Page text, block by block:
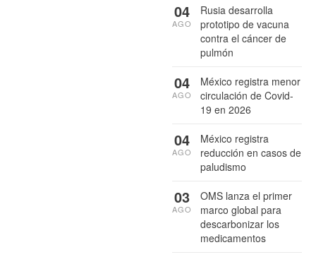
Rusia desarrolla
prototipo de vacuna
contra el cáncer de
pulmón
04
AGO
México registra menor
circulación de Covid-
19 en 2026
04
AGO
México registra
reducción en casos de
paludismo
04
AGO
OMS lanza el primer
marco global para
descarbonizar los
medicamentos
03
AGO